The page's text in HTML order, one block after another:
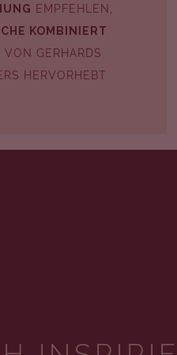
EMPFEHLEN,
KOMBINIERT
GERHARDS
HERVORHEBT